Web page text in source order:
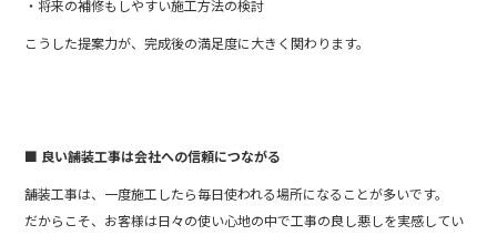
・将来の補修もしやすい施工方法の検討
こうした提案力が、完成後の満足度に大きく関わります。
■ 良い舗装工事は会社への信頼につながる
舗装工事は、一度施工したら毎日使われる場所になることが多いです。
だからこそ、お客様は日々の使い心地の中で工事の良し悪しを実感してい